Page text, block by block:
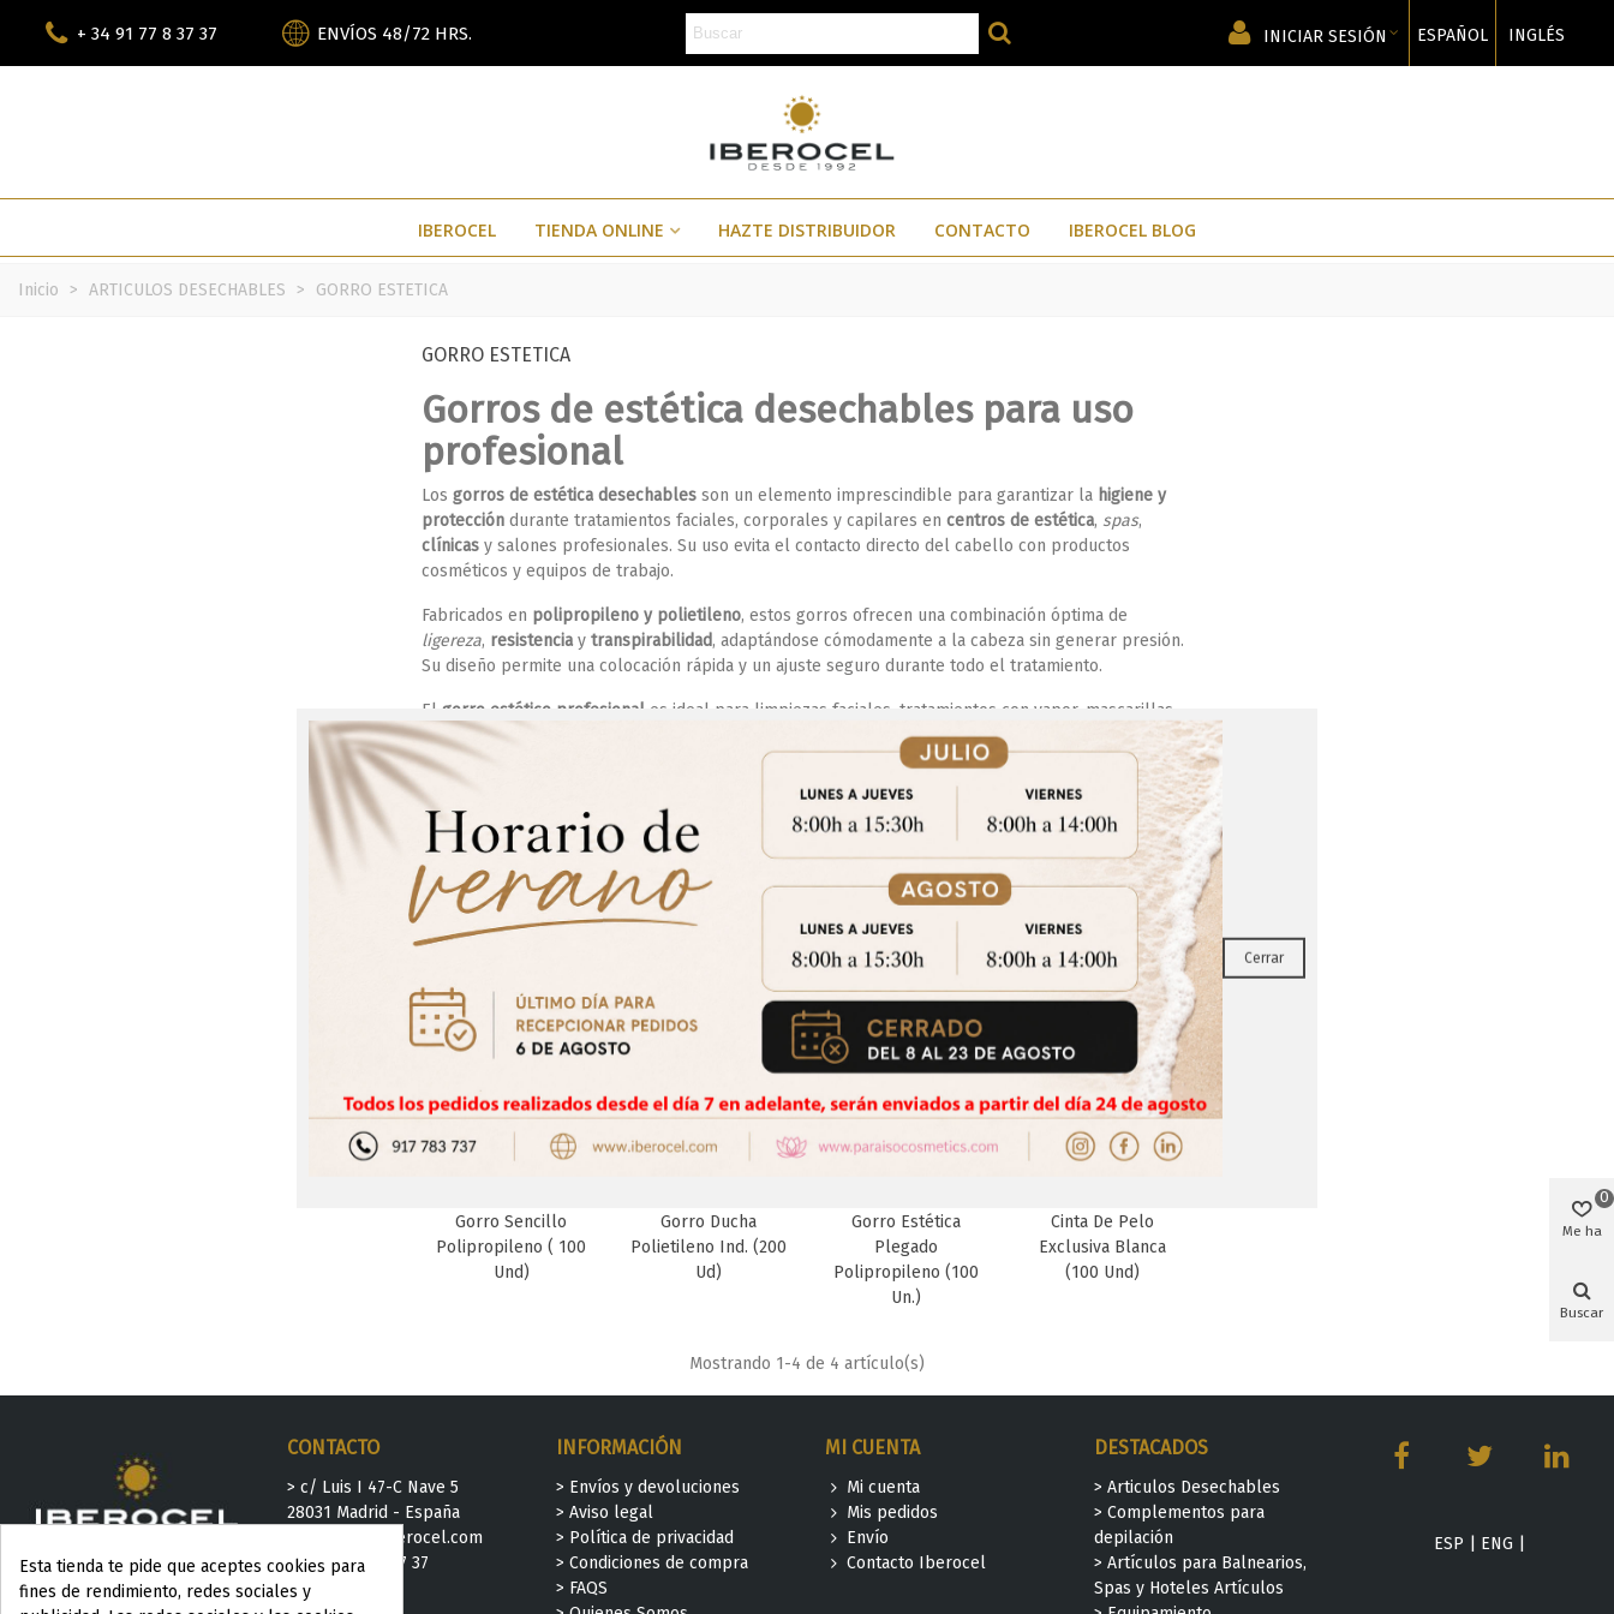
+ 34 91 77 8 37 37 ENVÍOS 48/72 HRS. INICIAR SESIÓN ESPAÑOL INGLÉS
IBEROCEL TIENDA ONLINE HAZTE DISTRIBUIDOR CONTACTO IBEROCEL BLOG
Inicio > ARTICULOS DESECHABLES > GORRO ESTETICA
GORRO ESTETICA
Gorros de estética desechables para uso
profesional
Los gorros de estética desechables son un elemento imprescindible para garantizar la higiene y
protección durante tratamientos faciales, corporales y capilares en centros de estética, spas,
clínicas y salones profesionales. Su uso evita el contacto directo del cabello con productos
cosméticos y equipos de trabajo.
Fabricados en polipropileno y polietileno, estos gorros ofrecen una combinación óptima de
ligereza, resistencia y transpirabilidad, adaptándose cómodamente a la cabeza sin generar presión.
Su diseño permite una colocación rápida y un ajuste seguro durante todo el tratamiento.
El gorro estético profesional es ideal para limpiezas faciales, tratamientos con vapor, mascarillas,
envolturas y procedimientos médico-estéticos, ayudando a mantener un entorno
higiénico y profesional
Esta categoría de gorros desechables para estéticaestá pensada para profesionales que buscan
material higiénico de un solo uso , práctico y fiable, mejorando la experiencia del cliente,
optimizando los protocolos de trabajo y reforzando laimagen profesional del centro.
Seleccionar
Favorito
Gorro Sencillo
Polipropileno ( 100
Und)
Favorito
Gorro Ducha
Polietileno Ind. (200
Ud)
Favorito
Gorro Estética
Plegado
Polipropileno (100
Un.)
Favorito
Cinta De Pelo
Exclusiva Blanca
(100 Und)
Mostrando 1-4 de 4 artículo(s)
CONTACTO
> c/ Luis I 47-C Nave 5
28031 Madrid - España
iberocel@iberocel.com
>+ 34 91 778 37 37
INFORMACIÓN
> Envíos y devoluciones
> Aviso legal
> Política de privacidad
> Condiciones de compra
> FAQS
MI CUENTA
Mi cuenta
Mis pedidos
Envío
Contacto Iberocel
DESTACADOS
> Articulos Desechables
> Complementos para
depilación
> Artículos para Balnearios,
Spas y Hoteles Artículos
ESP ENG
Me ha
0
Buscar
¡Regístrate para acceder a los precios y realizar tus pedidos online.!
Puedes hacerlo desdeAqui!
CERRAR Cerrar
Esta tienda te pide que aceptes cookies para
fines de rendimiento, redes sociales y